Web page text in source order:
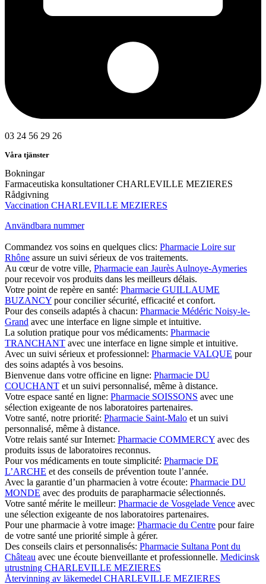
03 24 56 29 26
Våra tjänster
Bokningar
Farmaceutiska konsultationer CHARLEVILLE MEZIERES
Rådgivning
Vaccination CHARLEVILLE MEZIERES
Användbara nummer
Commandez vos soins en quelques clics: Pharmacie Loire sur
Rhône assure un suivi sérieux de vos traitements.
Au cœur de votre ville, Pharmacie ean Jaurès Aulnoye-Aymeries
pour recevoir vos produits dans les meilleurs délais.
Votre point de repère en santé: Pharmacie GUILLAUME
BUZANCY pour concilier sécurité, efficacité et confort.
Pour des conseils adaptés à chacun: Pharmacie Médéric Noisy-le-
Grand avec une interface en ligne simple et intuitive.
La solution pratique pour vos médicaments: Pharmacie
TRANCHANT avec une interface en ligne simple et intuitive.
Avec un suivi sérieux et professionnel: Pharmacie VALQUE pour
des soins adaptés à vos besoins.
Bienvenue dans votre officine en ligne: Pharmacie DU
COUCHANT et un suivi personnalisé, même à distance.
Votre espace santé en ligne: Pharmacie SOISSONS avec une
sélection exigeante de nos laboratoires partenaires.
Votre santé, notre priorité: Pharmacie Saint-Malo et un suivi
personnalisé, même à distance.
Votre relais santé sur Internet: Pharmacie COMMERCY avec des
produits issus de laboratoires reconnus.
Pour vos médicaments en toute simplicité: Pharmacie DE
L’ARCHE et des conseils de prévention toute l’année.
Avec la garantie d’un pharmacien à votre écoute: Pharmacie DU
MONDE avec des produits de parapharmacie sélectionnés.
Votre santé mérite le meilleur: Pharmacie de Vosgelade Vence avec
une sélection exigeante de nos laboratoires partenaires.
Pour une pharmacie à votre image: Pharmacie du Centre pour faire
de votre santé une priorité simple à gérer.
Des conseils clairs et personnalisés: Pharmacie Sultana Pont du
Château avec une écoute bienveillante et professionnelle. Medicinsk
utrustning CHARLEVILLE MEZIERES
Återvinning av läkemedel CHARLEVILLE MEZIERES